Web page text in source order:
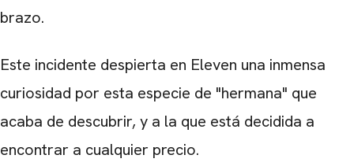
brazo.
Este incidente despierta en Eleven una inmensa
curiosidad por esta especie de "hermana" que
acaba de descubrir, y a la que está decidida a
encontrar a cualquier precio.